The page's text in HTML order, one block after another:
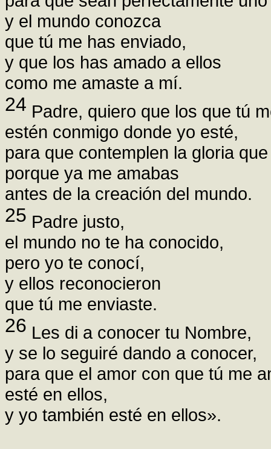
y el mundo conozca
que tú me has enviado,
y que los has amado a ellos
como me amaste a mí.
24 Padre, quiero que los que tú
estén conmigo donde yo esté,
para que contemplen la gloria
porque ya me amabas
antes de la creación del mundo.
25 Padre justo,
el mundo no te ha conocido,
pero yo te conocí,
y ellos reconocieron
que tú me enviaste.
26 Les di a conocer tu Nombre,
y se lo seguiré dando a conocer,
para que el amor con que tú me
esté en ellos,
y yo también esté en ellos».